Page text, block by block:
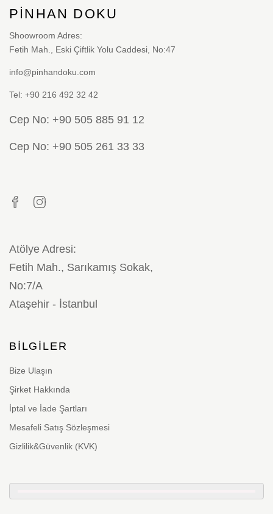
ürün
sayfasından
seçilebilir
PINHAN DOKU
Shoowroom Adres:
Fetih Mah., Eski Çiftlik Yolu Caddesi, No:47
info@pinhandoku.com
Tel: +90 216 492 32 42
Cep No: +90 505 885 91 12
Cep No: +90 505 261 33 33
Atölye Adresi:
Fetih Mah., Sarıkamış Sokak,
No:7/A
Ataşehir - İstanbul
BILGILER
Bize Ulaşın
Şirket Hakkında
İptal ve İade Şartları
Mesafeli Satış Sözleşmesi
Gizlilik&Güvenlik (KVK)